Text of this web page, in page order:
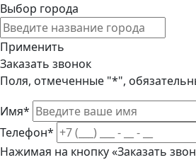
Выбор города
Применить
Заказать звонок
Поля, отмеченные "*",
Имя*
Телефон*
Нажимая на кнопку «Заказать